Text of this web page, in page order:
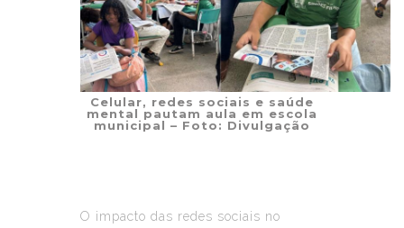
Celular, redes sociais e saúde
mental pautam aula em escola
municipal – Foto: Divulgação
O impacto das redes sociais no